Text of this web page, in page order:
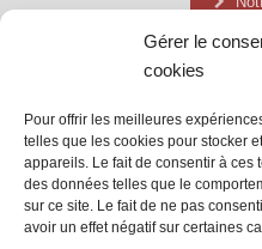
Gérer le
cookies
Pour offrir les meilleures
telles que les cookies pour stocker
appareils. Le fait de consentir à ces
des données telles que le
sur ce site. Le fait de ne pas
avoir un effet négatif sur certaines